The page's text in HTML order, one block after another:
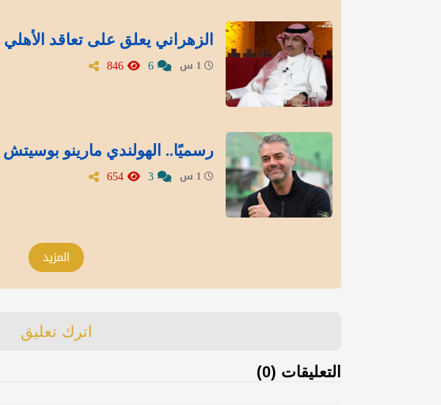
الزهراني يعلق على تعاقد
رسميًا.. الهولندي مارينو بوسيتش
المزيد
اترك تعليق
التعليقات (0)